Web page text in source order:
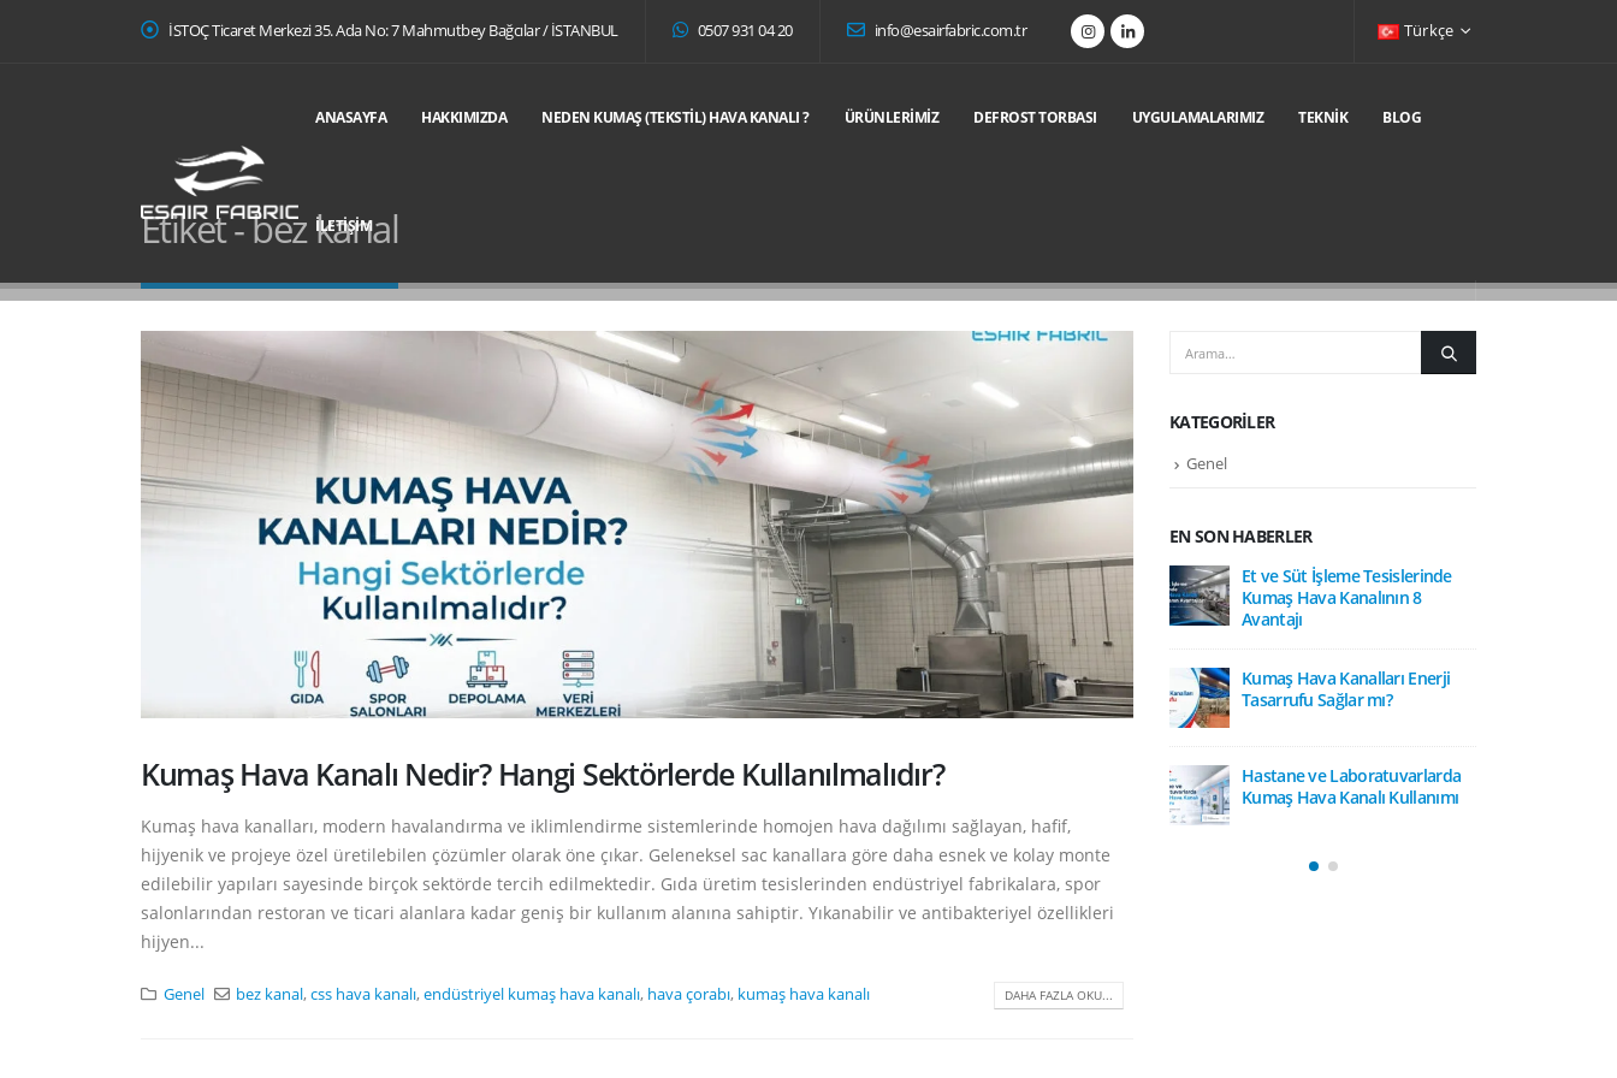
İSTOÇ Ticaret Merkezi 35. Ada No: 7 Mahmutbey Bağcılar / İSTANBUL 0507 931 04 20 info@esairfabric.com.tr Türkçe
ANASAYFA HAKKIMIZDA NEDEN KUMAŞ (TEKSTIL) HAVA KANALI ? ÜRÜNLERIMIZ DEFROST TORBASI UYGULAMALARIMIZ TEKNIK BLOG
İLETIŞIM
Etiket - bez kanal
Kumaş Hava Kanalı Nedir? Hangi Sektörlerde Kullanılmalıdır?
Kumaş hava kanalları, modern havalandırma ve iklimlendirme sistemlerinde homojen hava dağılımı sağlayan, hafif,
hijyenik ve projeye özel üretilebilen çözümler olarak öne çıkar. Geleneksel sac kanallara göre daha esnek ve kolay monte
edilebilir yapıları sayesinde birçok sektörde tercih edilmektedir. Gıda üretim tesislerinden endüstriyel fabrikalara, spor
salonlarından restoran ve ticari alanlara kadar geniş bir kullanım alanına sahiptir. Yıkanabilir ve antibakteriyel özellikleri
hijyen...
Genel bez kanal,css hava kanalı,endüstriyel kumaş hava kanalı, hava çorabı, kumaş hava kanalı DAHA FAZLA OKU...
KATEGORILER
Genel
EN SON HABERLER
Et ve Süt İşleme Tesislerinde
Kumaş Hava Kanalının 8
Kumaş Hava Kanalları Enerji
Tasarrufu Sağlar mı?
Hastane ve Laboratuvarlarda
Kapalı Yüzme Havuzlarında
Havalandırma Nasıl Olmalı?
Nem, Yoğuşma ve Korozyona
Karşı Kumaş Hava Kanalı Çözümü
Soğuk Hava Depolarında
Defrost Torbası Kullanımının
Havalandırma Nasıl Olmalı?
Hijyenik Hava Dağıtımı Rehberi
Et ve Süt İşleme Tesislerinde
Kumaş Hava Kanalının 8
Avantajı
Kumaş Hava Kanalları Enerji
Tasarrufu Sağlar mı?
Hastane ve Laboratuvarlarda
Kumaş Hava Kanalı Kullanımı